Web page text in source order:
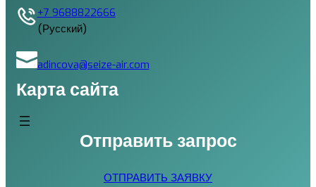
+7 9688822666
(Русский)
adincova@seize-air.com
Карта сайта
Отправить запрос
ОТПРАВИТЬ ЗАЯВКУ